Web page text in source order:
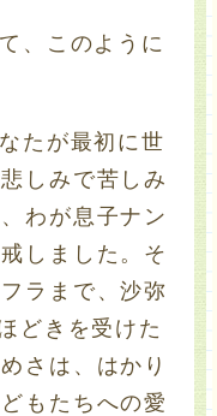
、このように
たが最初に世
しみで苦しみ
わが息子ナン
しました。そ
ラまで、沙弥
どきを受けた
さは、はかり
もたちへの愛